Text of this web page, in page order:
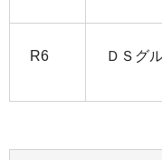
R6 ＤＳグ